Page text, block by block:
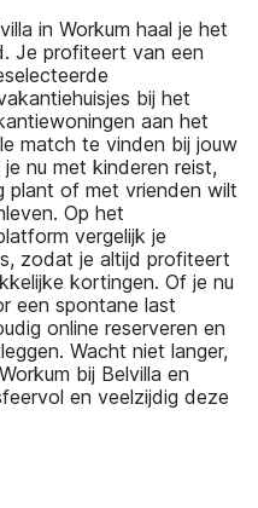
in Workum haal je het
Je profiteert van een
bij het
aan het
match te vinden bij jouw
nu met kinderen reist,
plant of met vrienden wilt
Op het
vergelijk je
zodat je altijd profiteert
kortingen. Of je nu
een spontane last
online reserveren en
Wacht niet langer,
bij Belvilla en
en veelzijdig deze